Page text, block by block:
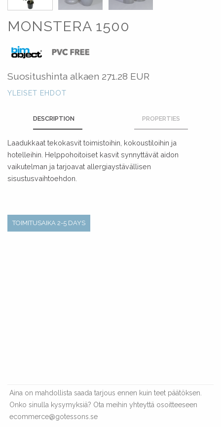
MONSTERA 1500
Suositushinta alkaen 271.28 EUR
YLEISET EHDOT
DESCRIPTION PROPERTIES
Laadukkaat tekokasvit toimistoihin, kokoustiloihin ja
hotelleihin. Helppohoitoiset kasvit synnyttävät aidon
vaikutelman ja tarjoavat allergiaystävällisen
sisustusvaihtoehdon.
TOIMITUSAIKA 2-5 DAYS
Aina on mahdollista saada tarjous ennen kuin teet päätöksen.
Onko sinulla kysymyksiä? Ota meihin yhteyttä osoitteeseen
ecommerce@gotessons.se